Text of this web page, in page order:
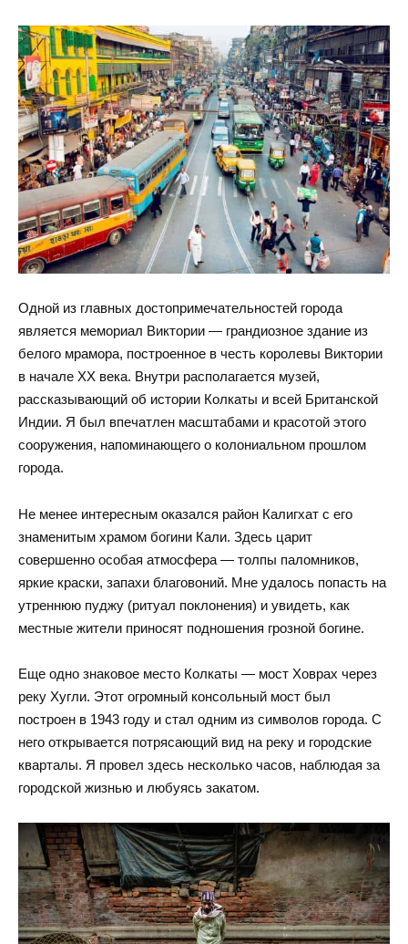
Одной из главных достопримечательностей города
является мемориал Виктории — грандиозное здание из
белого мрамора, построенное в честь королевы Виктории
в начале XX века. Внутри располагается музей,
рассказывающий об истории Колкаты и всей Британской
Индии. Я был впечатлен масштабами и красотой этого
сооружения, напоминающего о колониальном прошлом
города.
Не менее интересным оказался район Калигхат с его
знаменитым храмом богини Кали. Здесь царит
совершенно особая атмосфера — толпы паломников,
яркие краски, запахи благовоний. Мне удалось попасть на
утреннюю пуджу (ритуал поклонения) и увидеть, как
местные жители приносят подношения грозной богине.
Еще одно знаковое место Колкаты — мост Ховрах через
реку Хугли. Этот огромный консольный мост был
построен в 1943 году и стал одним из символов города. С
него открывается потрясающий вид на реку и городские
кварталы. Я провел здесь несколько часов, наблюдая за
городской жизнью и любуясь закатом.